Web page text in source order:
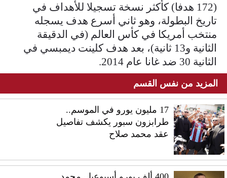
(172 هدفا) كأكثر نسخة تسجيلا للأهداف في
تاريخ البطولة، وهو ثاني أسرع هدف يسجله
منتخب أمريكا في كأس العالم (في الدقيقة
الثانية و13 ثانية)، بعد هدف كلينت ديمبسي في
الثانية 30 ضد غانا عام 2014.
المزيد من نفس القسم
17 مليون يورو في الموسم..
طرابزون سبور يكشف تفاصيل
عقد محمد صلاح